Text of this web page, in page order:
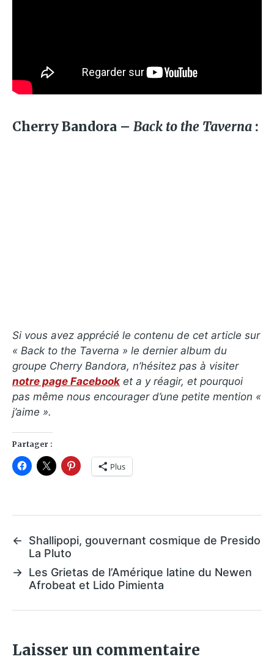
Cherry Bandora – Back to the Taverna :
Si vous avez apprécié le contenu de cet article sur
« Back to the Taverna » le dernier album du
groupe Cherry Bandora, n’hésitez pas à visiter
notre page Facebook et a y réagir, et pourquoi
pas même nous encourager d’une petite mention «
j’aime ».
Partager :
Plus
←
Shallipopi, gouvernant cosmique de Presido
La Pluto
→ Les Grietas de l’Amérique latine du Newen
Afrobeat et Lido Pimienta
Laisser un commentaire